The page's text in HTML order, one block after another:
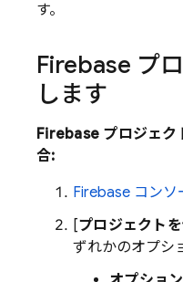
す。
Firebase プ
します
Firebase プロジェク
合:
Firebase コンソ
[プロジェクト
ずれかのオプシ